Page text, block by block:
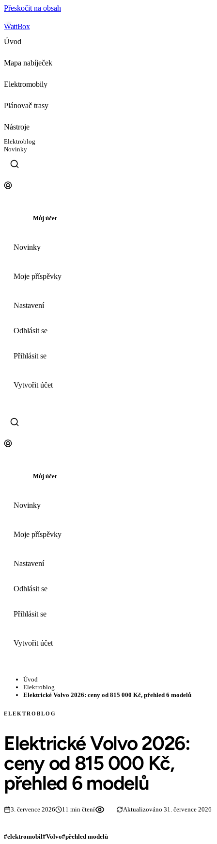
Přeskočit na obsah
WattBox
Úvod
Mapa nabíječek
Elektromobily
Plánovač trasy
Nástroje
Elektroblog
Novinky
Můj účet
Novinky
Moje příspěvky
Nastavení
Odhlásit se
Přihlásit se
Vytvořit účet
Můj účet
Novinky
Moje příspěvky
Nastavení
Odhlásit se
Přihlásit se
Vytvořit účet
Úvod
Elektroblog
Elektrické Volvo 2026: ceny od 815 000 Kč, přehled 6 modelů
ELEKTROBLOG
Elektrické Volvo 2026:
ceny od 815 000 Kč,
přehled 6 modelů
3. července 2026 11 min čtení Aktualizováno 31. července 2026
#elektromobil#Volvo#přehled modelů